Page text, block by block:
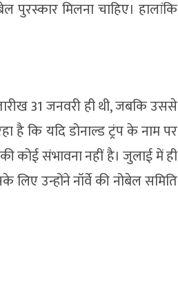
पुरस्कार मिलना चाहिए। हालांकि
31 जनवरी ही थी, जबकि उससे
है कि यदि डोनाल्ड ट्रंप के नाम पर
कोई संभावना नहीं है। जुलाई में ही
लिए उन्होंने नॉर्वे की नोबेल समिति